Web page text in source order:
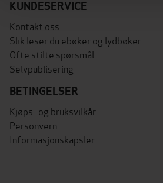
KUNDESERVICE
Kontakt oss
Slik leser du ebøker og lydbøker
Ofte stilte spørsmål
Selvpublisering
BETINGELSER
Kjøps- og bruksvilkår
Personvern
Informasjonskapsler